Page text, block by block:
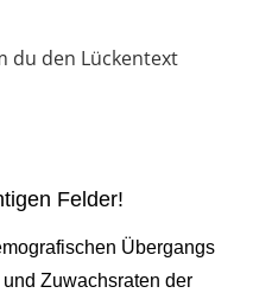
du den Lückentext